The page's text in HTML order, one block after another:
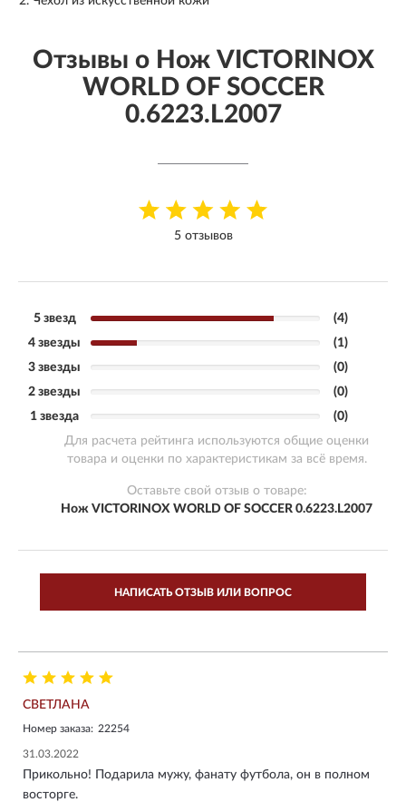
Отзывы о Нож VICTORINOX
WORLD OF SOCCER
0.6223.L2007
5 отзывов
5 звезд
(4)
4 звезды
(1)
3 звезды
(0)
2 звезды
(0)
1 звезда
(0)
Для расчета рейтинга используются общие оценки
товара и оценки по характеристикам за всё время.
Оставьте свой отзыв о товаре:
Нож VICTORINOX WORLD OF SOCCER 0.6223.L2007
НАПИСАТЬ ОТЗЫВ ИЛИ ВОПРОС
СВЕТЛАНА
Номер заказа: 22254
31.03.2022
Прикольно! Подарила мужу, фанату футбола, он в полном
восторге.